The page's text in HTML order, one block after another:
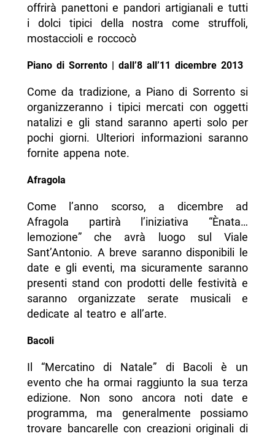
offrirà panettoni e pandori artigianali e tutti
i dolci tipici della nostra come struffoli,
mostaccioli e roccocò
Piano di Sorrento | dall’8 all’11 dicembre 2013
Come da tradizione, a Piano di Sorrento si
organizzeranno i tipici mercati con oggetti
natalizi e gli stand saranno aperti solo per
pochi giorni. Ulteriori informazioni saranno
fornite appena note.
Afragola
Come l’anno scorso, a dicembre ad
Afragola partirà l’iniziativa “Ènata…
lemozione” che avrà luogo sul Viale
Sant’Antonio. A breve saranno disponibili le
date e gli eventi, ma sicuramente saranno
presenti stand con prodotti delle festività e
saranno organizzate serate musicali e
dedicate al teatro e all’arte.
Bacoli
Il “Mercatino di Natale” di Bacoli è un
evento che ha ormai raggiunto la sua terza
edizione. Non sono ancora noti date e
programma, ma generalmente possiamo
trovare bancarelle con creazioni originali di